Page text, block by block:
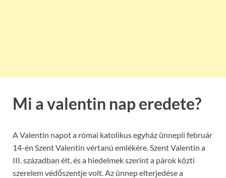
Mi a valentin nap eredete?
A Valentin napot a római katolikus egyház ünnepli február
14-én Szent Valentin vértanú emlékére. Szent Valentin a
III. században élt, és a hiedelmek szerint a párok közti
szerelem védőszentje volt. Az ünnep elterjedése a